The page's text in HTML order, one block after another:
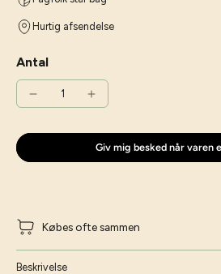
Hurtig afsendelse
Antal
Giv mig besked når varen
Købes ofte sammen
Beskrivelse